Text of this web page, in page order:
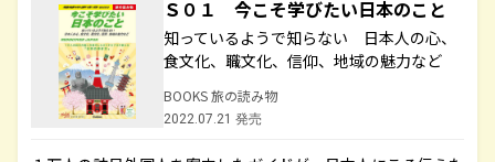
Ｓ０１ 今こそ学びたい日本のこと
知っているようで知らない 日本人の心、
食文化、職文化、信仰、地域の魅力など
BOOKS 旅の読み物
2022.07.21 発売